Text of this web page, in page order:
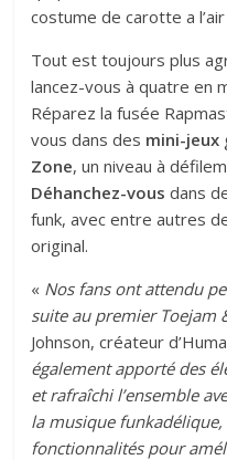
costume de carotte a
Tout est toujours plus
lancez-vous à quatre en
Réparez la fusée
vous dans des mini-jeux
Zone, un niveau à
Déhanchez-vous dans
funk, avec entre autres
original.
« Nos fans ont attendu
suite au premier Toejam
Johnson, créateur
également apporté des
et rafraîchi l’ensemble
la musique
fonctionnalités pour